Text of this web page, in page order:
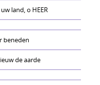
land, o HEER
beneden
de aarde